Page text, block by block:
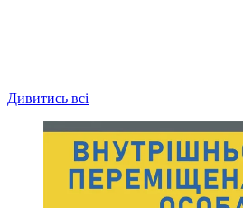
Дивитись всі